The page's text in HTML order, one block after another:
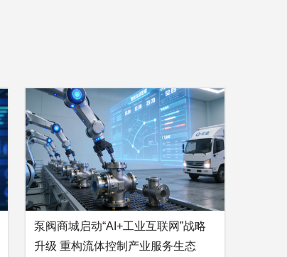
泵阀商城启动“AI+工业互联网”战略
升级 重构流体控制产业服务生态